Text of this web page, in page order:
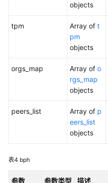
（阿
区
发
objects
tpm Array of t
pm
objects
orgs_map Array of o
rgs_map
objects
peers_list Array of p
eers_list
objects
表4 bph
参数 参数类型 描述